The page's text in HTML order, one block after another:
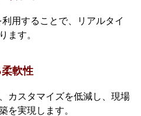
用することで、リアルタイ
ます。
軟性
カスタマイズを低減し、現場
を実現します。